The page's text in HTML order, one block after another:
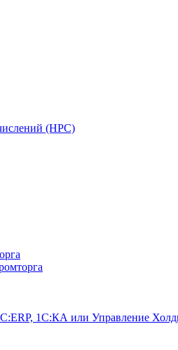
(HPC)
1С:КА или Управление